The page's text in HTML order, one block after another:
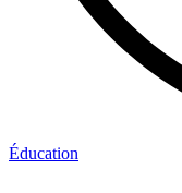
Éducation